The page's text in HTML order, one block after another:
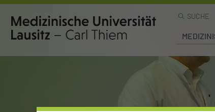
SUCHE